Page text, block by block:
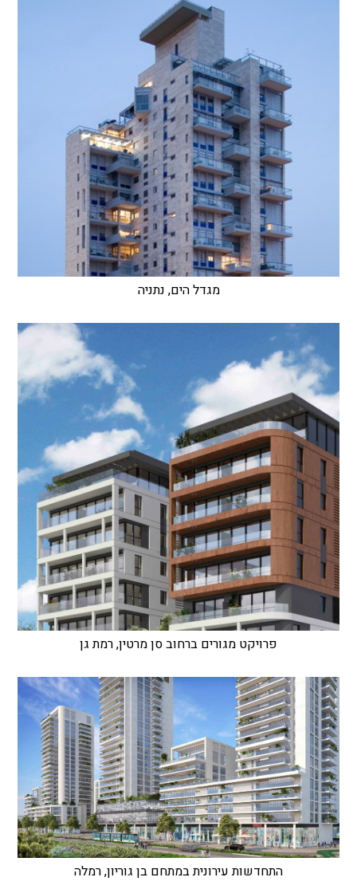
מגדל הים, נתניה
פרויקט מגורים ברחוב סן מרטין, רמת גן
התחדשות עירונית במתחם בן גוריון, רמלה